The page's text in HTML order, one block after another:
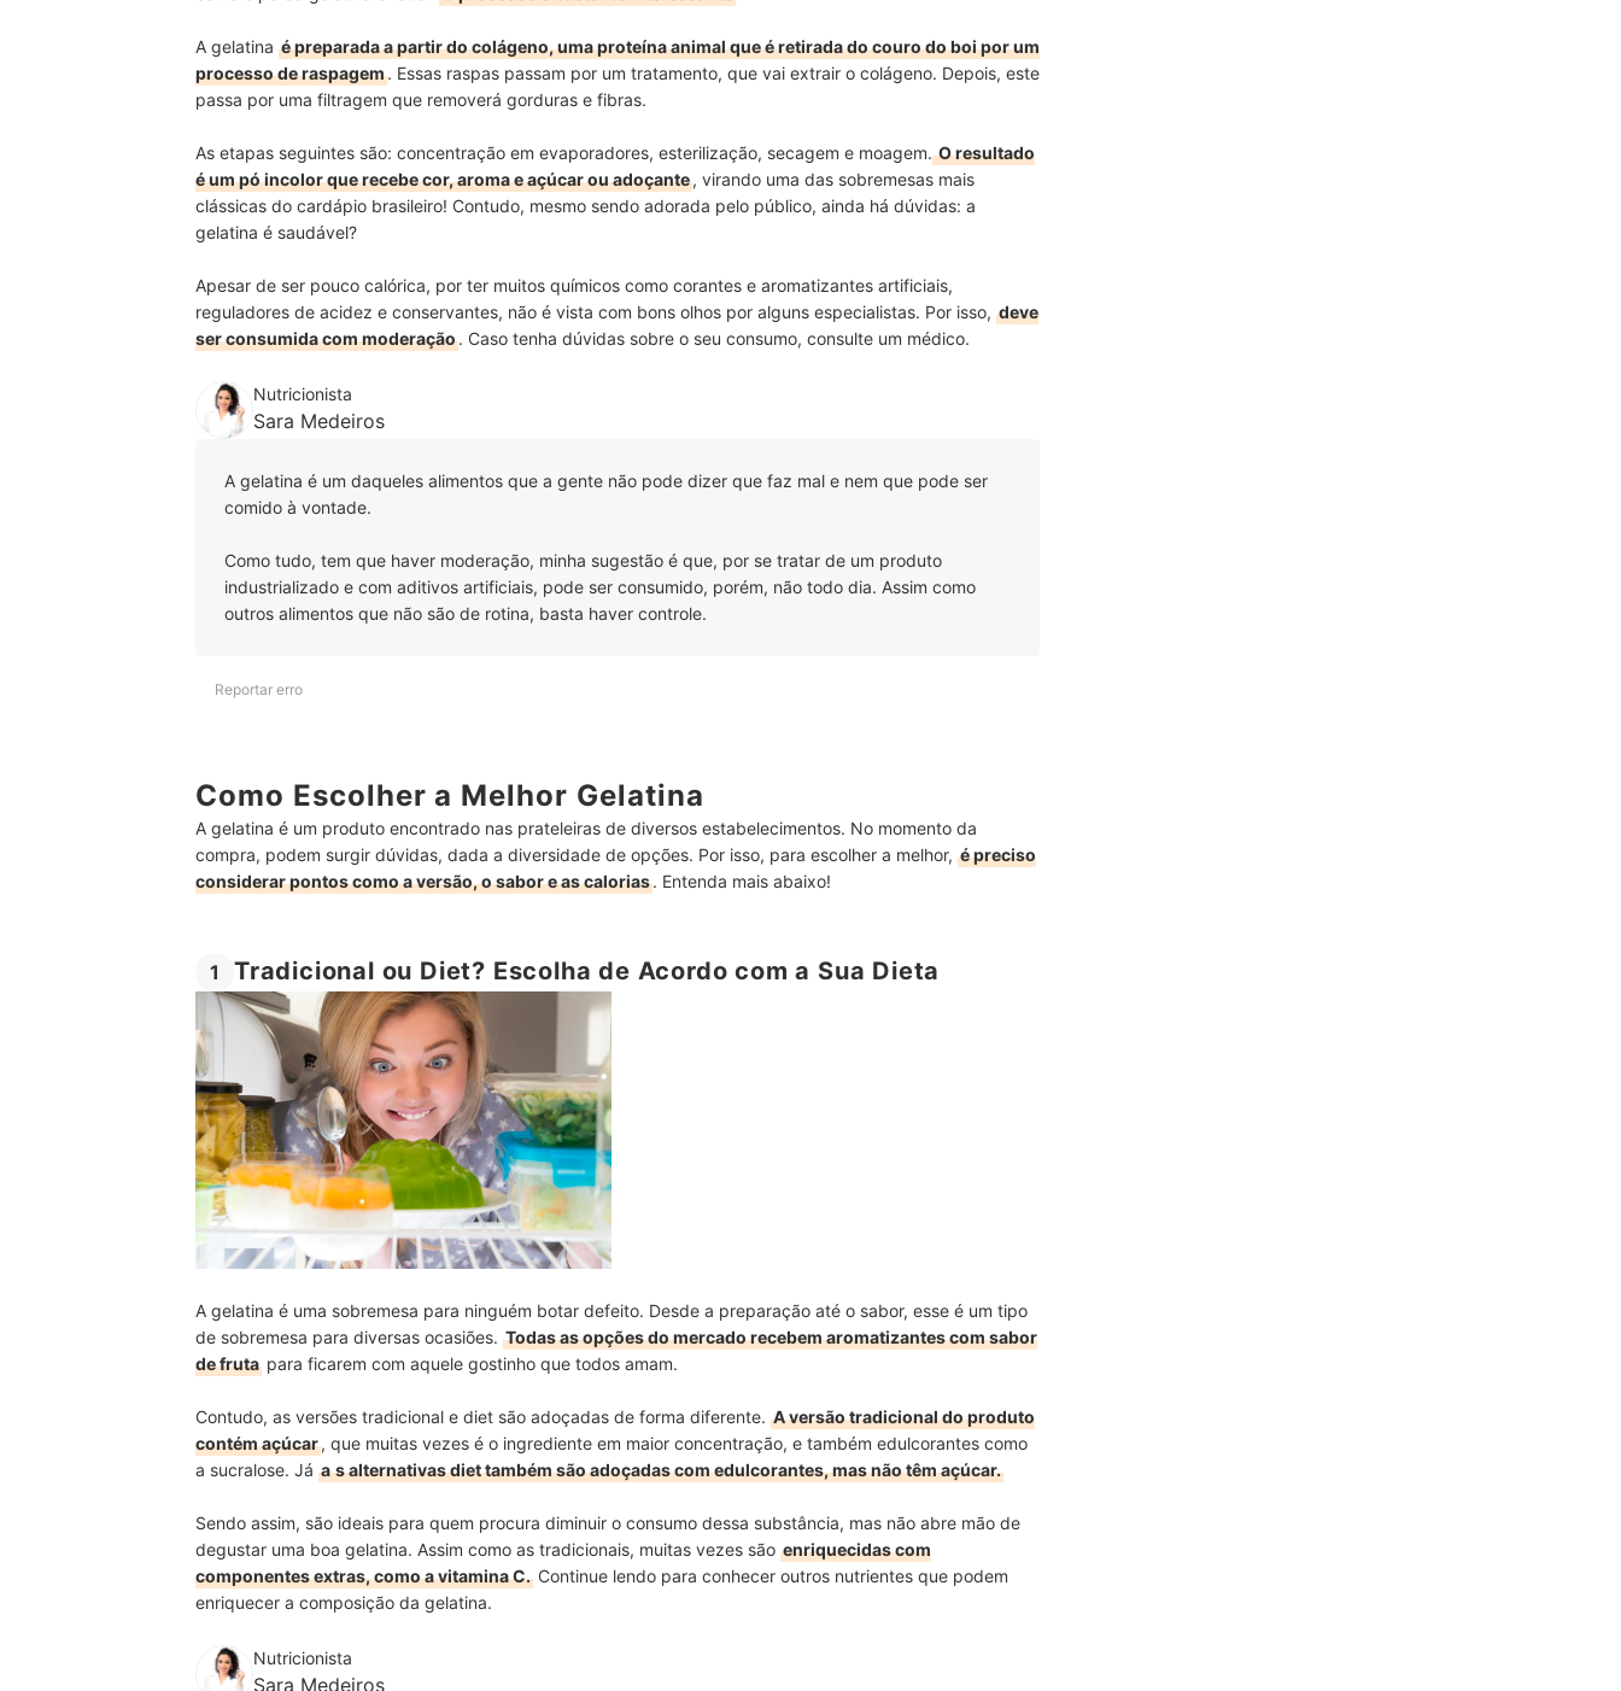
A gelatina é preparada a partir do colágeno, uma proteína animal que é retirada do couro do boi por um
processo de raspagem. Essas raspas passam por um tratamento, que vai extrair o colágeno. Depois, este
passa por uma filtragem que removerá gorduras e fibras.
As etapas seguintes são: concentração em evaporadores, esterilização, secagem e moagem.O resultado
é um pó incolor que recebe cor, aroma e açúcar ou adoçante, virando uma das sobremesas mais
clássicas do cardápio brasileiro! Contudo, mesmo sendo adorada pelo público, ainda há dúvidas: a
gelatina é saudável?
Apesar de ser pouco calórica, por ter muitos químicos como corantes e aromatizantes artificiais,
reguladores de acidez e conservantes, não é vista com bons olhos por alguns especialistas. Por isso, deve
ser consumida com moderação. Caso tenha dúvidas sobre o seu consumo, consulte um médico.
Nutricionista
Sara Medeiros
A gelatina é um daqueles alimentos que a gente não pode dizer que faz mal e nem que pode ser
comido à vontade.
Como tudo, tem que haver moderação, minha sugestão é que, por se tratar de um produto
industrializado e com aditivos artificiais, pode ser consumido, porém, não todo dia. Assim como
outros alimentos que não são de rotina, basta haver controle.
Reportar erro
Como Escolher a Melhor Gelatina
A gelatina é um produto encontrado nas prateleiras de diversos estabelecimentos. No momento da
compra, podem surgir dúvidas, dada a diversidade de opções. Por isso, para escolher a melhor, é preciso
considerar pontos como a versão, o sabor e as calorias. Entenda mais abaixo!
1 Tradicional ou Diet? Escolha de Acordo com a Sua Dieta
A gelatina é uma sobremesa para ninguém botar defeito. Desde a preparação até o sabor, esse é um tipo
de sobremesa para diversas ocasiões. Todas as opções do mercado recebem aromatizantes com sabor
de fruta para ficarem com aquele gostinho que todos amam.
Contudo, as versões tradicional e diet são adoçadas de forma diferente. A versão tradicional do produto
contém açúcar, que muitas vezes é o ingrediente em maior concentração, e também edulcorantes como
a sucralose. Já a s alternativas diet também são adoçadas com edulcorantes, mas não têm açúcar.
Sendo assim, são ideais para quem procura diminuir o consumo dessa substância, mas não abre mão de
degustar uma boa gelatina. Assim como as tradicionais, muitas vezes são enriquecidas com
componentes extras, como a vitamina C. Continue lendo para conhecer outros nutrientes que podem
enriquecer a composição da gelatina.
Nutricionista
Sara Medeiros